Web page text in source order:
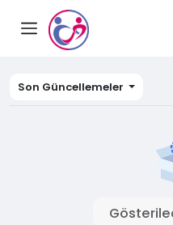
Son Güncellemeler